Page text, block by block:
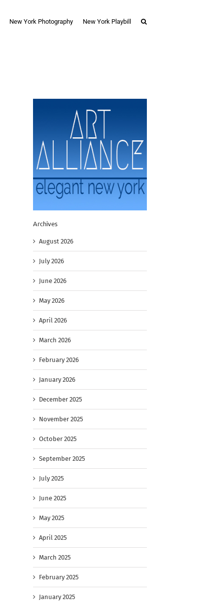
New York Photography New York Playbill
Archives
August 2026
July 2026
June 2026
May 2026
April 2026
March 2026
February 2026
January 2026
December 2025
November 2025
October 2025
September 2025
July 2025
June 2025
May 2025
April 2025
March 2025
February 2025
January 2025